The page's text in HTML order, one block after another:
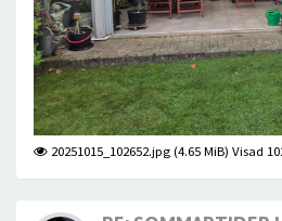
20251015_102652.jpg (4.65 MiB) Visad